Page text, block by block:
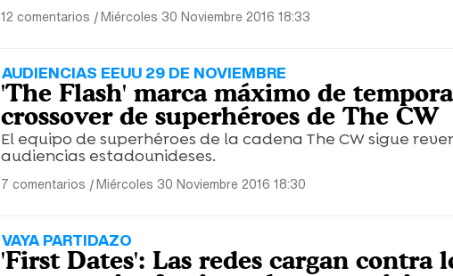
12 comentarios |Miércoles 30 Noviembre 2016 18:33
AUDIENCIAS EEUU 29 DE NOVIEMBRE
'The Flash' marca máximo de
crossover de superhéroes de The CW
El equipo de superhéroes de la cadena The CW sigue
audiencias estadounideses.
7 comentarios |Miércoles 30 Noviembre 2016 18:30
VAYA PARTIDAZO
'First Dates': Las redes cargan contra